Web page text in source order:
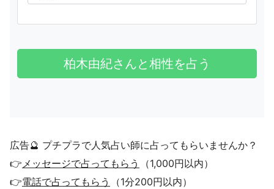
広告🔮 プチプラで人気占い師に占ってもらいませんか？
👉メッセージで占ってもらう
（1,000円以内）
👉電話で占ってもらう （1分200円以内）